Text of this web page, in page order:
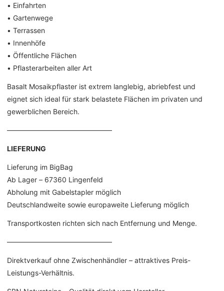
• Einfahrten
• Gartenwege
• Terrassen
• Innenhöfe
• Öffentliche Flächen
• Pflasterarbeiten aller Art
Basalt Mosaikpflaster ist extrem langlebig, abriebfest und
eignet sich ideal für stark belastete Flächen im privaten und
gewerblichen Bereich.
––––––––––––––––––––––––––––––
LIEFERUNG
Lieferung im BigBag
Ab Lager – 67360 Lingenfeld
Abholung mit Gabelstapler möglich
Deutschlandweite sowie europaweite Lieferung möglich
Transportkosten richten sich nach Entfernung und Menge.
––––––––––––––––––––––––––––––
Direktverkauf ohne Zwischenhändler – attraktives Preis-
Leistungs-Verhältnis.